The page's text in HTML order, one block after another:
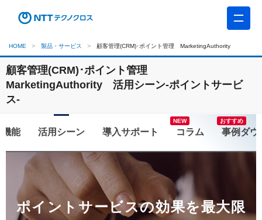
HOME 製品・サービス 顧客管理(CRM)･ポイント管理 MarketingAuthority
顧客管理(CRM)･ポイント管理
MarketingAuthority 活用シーン-ポイントサービ
ス-
機能 活用シーン コラム
おすすめ
ポイントサービスの効果を最大限